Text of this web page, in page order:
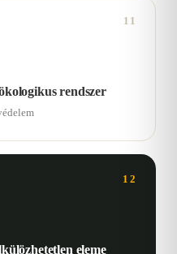
11
rendszer
12
eleme